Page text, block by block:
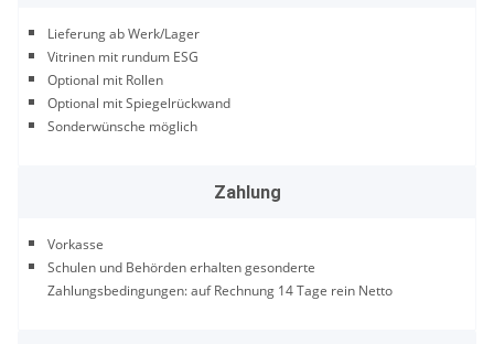
Lieferung ab Werk/Lager
Vitrinen mit rundum ESG
Optional mit Rollen
Optional mit Spiegelrückwand
Sonderwünsche möglich
Zahlung
Vorkasse
Schulen und Behörden erhalten gesonderte
Zahlungsbedingungen: auf Rechnung 14 Tage rein Netto